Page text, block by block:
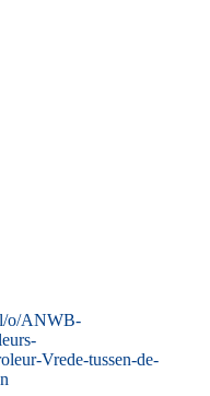
o/ANWB-
Vrede-tussen-de-